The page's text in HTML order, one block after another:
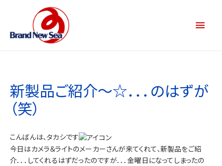
新製品ご紹介～☆．．．のはずが
（笑）
こんばんは、タカシです
今日はカメラ＆ライトのメーカーさんが来てくれて、新製品をご紹
介．．．してくれるはずだったのですが．．．金曜日になってしまったの